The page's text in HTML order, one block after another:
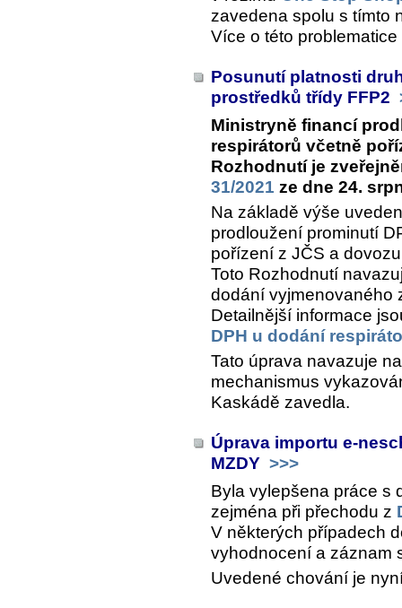
zavedena spolu s tímto
Více o této
Posunutí platnosti
prostředků třídy FFP2
Ministryně financí
respirátorů včetně
Rozhodnutí je
31/2021 ze dne 24.
Na základě výše
prodloužení prominutí
pořízení z JČS a
Toto Rozhodnutí
dodání vyjmenovaného
Detailnější informace
DPH u dodání
Tato úprava navazuje
mechanismus
Kaskádě zavedla.
Úprava importu e-
MZDY >>>
Byla vylepšena práce s
zejména při přechodu z
V některých případech
vyhodnocení a záznam
Uvedené chování je